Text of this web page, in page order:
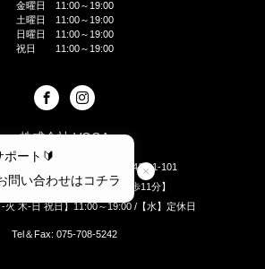
金曜日 11:00～19:00
土曜日 11:00～19:00
日曜日 11:00～19:00
祝日 11:00～19:00
株式会社 VOGA
京都府京都市中京区池須町416-1-101
丸御池駅徒歩9分 烏丸駅徒歩11分】
火 木-日 祝日】11:00～19:00 /【水】定休日
Tel＆Fax: 075-708-5242